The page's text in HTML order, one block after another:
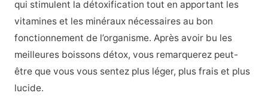
qui stimulent la détoxification tout en apportant les
vitamines et les minéraux nécessaires au bon
fonctionnement de l’organisme. Après avoir bu les
meilleures boissons détox, vous remarquerez peut-
être que vous vous sentez plus léger, plus frais et plus
lucide.